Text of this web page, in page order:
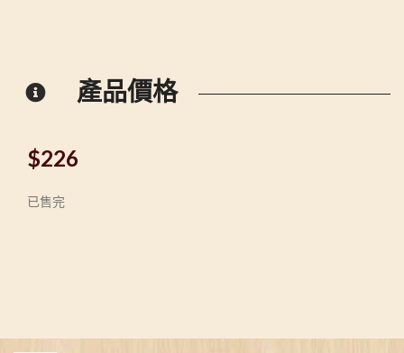
產品價格
$226
已售完